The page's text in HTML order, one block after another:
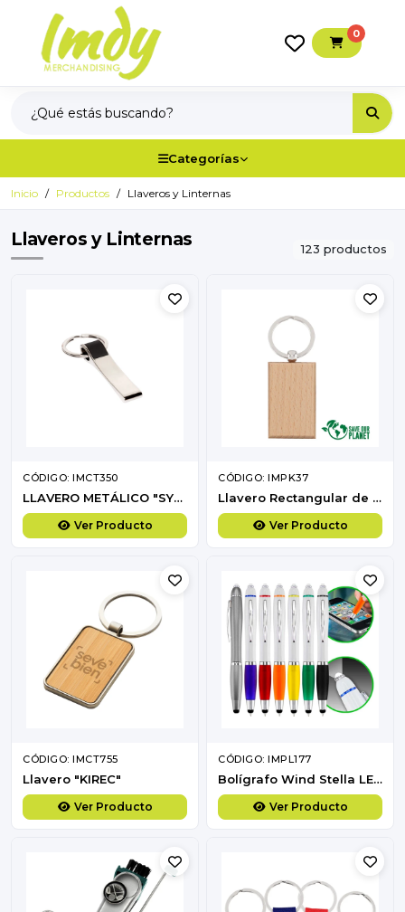
0
Categorías
Inicio Productos Llaveros y Linternas
Llaveros y Linternas 123 productos
CÓDIGO: IMCT350
LLAVERO METÁLICO "SYMON"
Ver Producto
CÓDIGO: IMPK37
Llavero Rectangular de Madera
Ver Producto
CÓDIGO: IMCT755
Llavero "KIREC"
Ver Producto
CÓDIGO: IMPL177
Bolígrafo Wind Stella LED
Ver Producto